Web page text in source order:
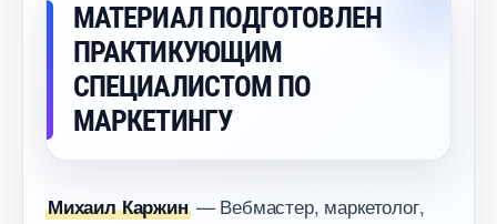
МАТЕРИАЛ ПОДГОТОВЛЕН
ПРАКТИКУЮЩИМ
СПЕЦИАЛИСТОМ ПО
МАРКЕТИНГУ
Михаил Каржин— Вебмастер, маркетолог,